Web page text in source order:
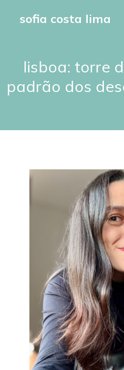
sofia costa lima
lisboa: torre
padrão dos